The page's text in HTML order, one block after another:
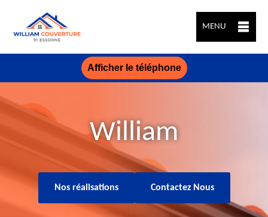
MENU
Afficher le téléphone
William
Nos réalisations Contactez Nous